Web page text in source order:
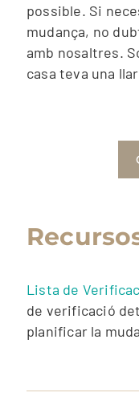
possible. Si
mudança, no
amb nosaltres.
casa teva una
Lista de
de verificació
planificar la